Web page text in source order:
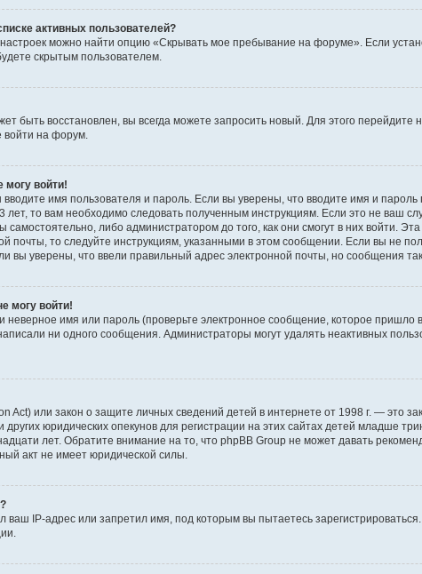
активных пользователей?
можно найти опцию «Скрывать мое пребывание на форуме». Если
скрытым пользователем.
быть восстановлен, вы всегда можете запросить новый. Для этого
войти на форум.
могу войти!
имя пользователя и пароль. Если вы уверены, что вводите имя и
лет, то вам необходимо следовать полученным инструкциям. Если это не ваш
самостоятельно, либо администратором до того, как они смогут в них войти.
почты, то следуйте инструкциям, указанными в этом сообщении. Если вы не
вы уверены, что ввели правильный адрес электронной почты, но сообщения
могу войти!
имя или пароль (проверьте электронное сообщение, которое
ни одного сообщения. Администраторы могут удалять неактивных
Act) или закон о защите личных сведений детей в интернете от 1998 г. —
юридических опекунов для регистрации на этих сайтах детей младше
лет. Обратите внимание на то, что phpBB Group не может давать
акт не имеет юридической силы.
ваш IP-адрес или запретил имя, под которым вы пытаетесь